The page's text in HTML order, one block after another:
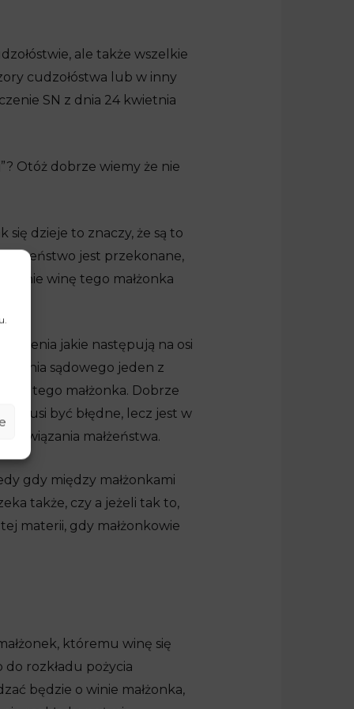
ale także wszelkie
cudzołóstwa lub w inny
SN z dnia 24 kwietnia
Otóż dobrze wiemy że nie
dzieje to znaczy, że są to
jest przekonane,
winę tego małżonka
jakie następują na osi
sądowego jeden z
tego małżonka. Dobrze
musi być błędne, lecz jest w
małżeństwa.
gdy między małżonkami
także, czy a jeżeli tak to,
materii, gdy małżonkowie
któremu winę się
do rozkładu pożycia
będzie o winie małżonka,